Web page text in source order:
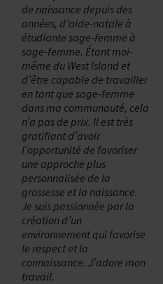
de naissance depuis des
années, d’aide-natale à
étudiante sage-femme à
sage-femme. Étant moi-
même du West Island et
d’être capable de travailler
en tant que sage-femme
dans ma communauté, cela
n’a pas de prix. Il est très
gratifiant d’avoir
l’opportunité de favoriser
une approche plus
personnalisée de la
grossesse et la naissance.
Je suis passionnée par la
création d’un
environnement qui favorise
le respect et la
connaissance. J’adore mon
travail.